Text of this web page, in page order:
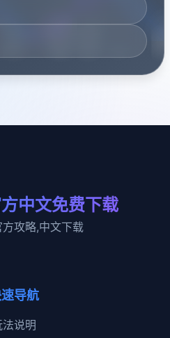
中文免费下载
攻略,中文下载
导航
法说明